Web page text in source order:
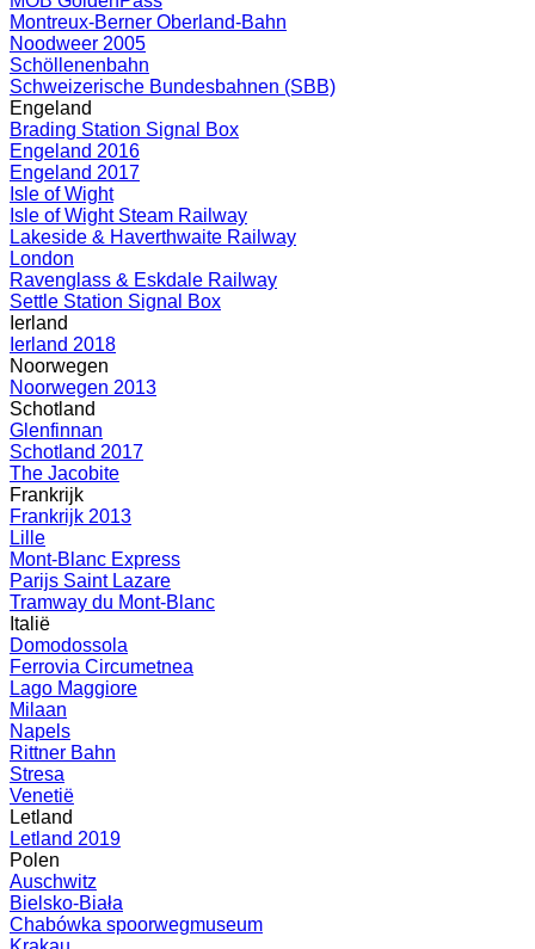
Montreux-Berner Oberland-Bahn
Noodweer 2005
Schöllenenbahn
Schweizerische Bundesbahnen (SBB)
Engeland
Brading Station Signal Box
Engeland 2016
Engeland 2017
Isle of Wight
Isle of Wight Steam Railway
Lakeside & Haverthwaite Railway
London
Ravenglass & Eskdale Railway
Settle Station Signal Box
Ierland
Ierland 2018
Noorwegen
Noorwegen 2013
Schotland
Glenfinnan
Schotland 2017
The Jacobite
Frankrijk
Frankrijk 2013
Lille
Mont-Blanc Express
Parijs Saint Lazare
Tramway du Mont-Blanc
Italië
Domodossola
Ferrovia Circumetnea
Lago Maggiore
Milaan
Napels
Rittner Bahn
Stresa
Venetië
Letland
Letland 2019
Polen
Auschwitz
Bielsko-Biała
Chabówka spoorwegmuseum